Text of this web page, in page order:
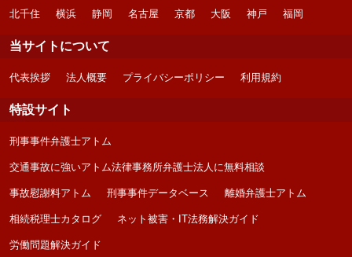
北千住 横浜 静岡 名古屋 京都 大阪 神戸 福岡
当サイトについて
代表挨拶 法人概要 プライバシーポリシー 利用規約
特設サイト
刑事事件弁護士アトム
交通事故に強いアトム法律事務所弁護士法人に無料相談
事故慰謝料アトム 刑事事件データベース 離婚弁護士アトム
相続税理士カタログ ネット被害・IT法務解決ガイド
労働問題解決ガイド